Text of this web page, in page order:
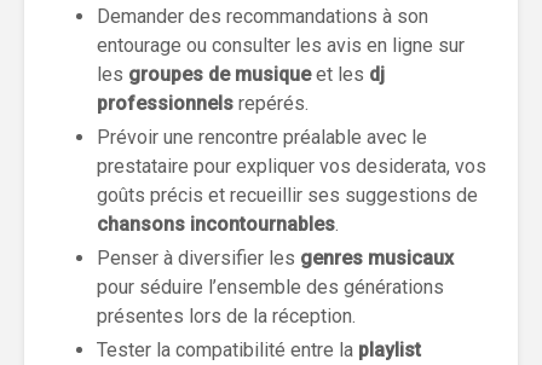
Demander des recommandations à son
entourage ou consulter les avis en ligne sur
les groupes de musiqueet les dj
professionnels repérés.
Prévoir une rencontre préalable avec le
prestataire pour expliquer vos desiderata, vos
goûts précis et recueillir ses suggestions de
chansons incontournables
Penser à diversifier les genres musicaux
pour séduire l’ensemble des générations
présentes lors de la réception.
Tester la compatibilité entre la playlist